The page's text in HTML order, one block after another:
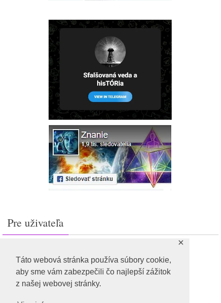
Táto webová stránka používa súbory cookie,
aby sme vám zabezpečili čo najlepší zážitok
z našej webovej stránky.
✕
Pre uživateľa
Feed záznamov
RSS feed komentárov
WordPress.org